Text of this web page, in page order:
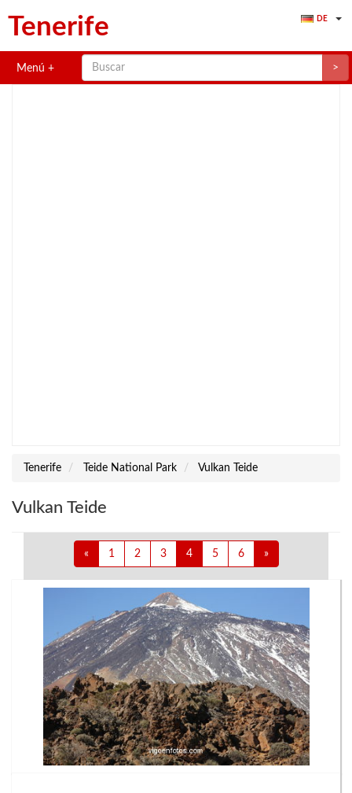
Tenerife DE
Menú >
Tenerife Teide National Park Vulkan Teide
Vulkan Teide
« 1 2 3 4 5 6 »